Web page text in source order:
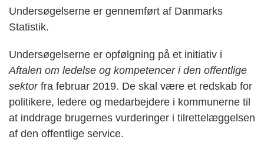
Undersøgelserne er gennemført af Danmarks
Statistik.
Undersøgelserne er opfølgning på et initiativ i
Aftalen om ledelse og kompetencer i den offentlige
sektorfra februar 2019. De skal være et redskab for
politikere, ledere og medarbejdere i kommunerne til
at inddrage brugernes vurderinger i tilrettelæggelsen
af den offentlige service.